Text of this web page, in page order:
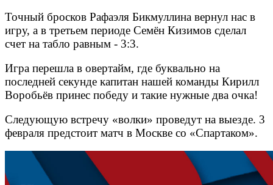
Точный бросков Рафаэля Бикмуллина вернул нас в
игру, а в третьем периоде Семён Кизимов сделал
счет на табло равным - 3:3.
Игра перешла в овертайм, где буквально на
последней секунде капитан нашей команды Кирилл
Воробьёв принес победу и такие нужные два очка!
Следующую встречу «волки» проведут на выезде. 3
февраля предстоит матч в Москве со «Спартаком».